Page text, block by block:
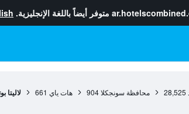
متوفر أيضاً باللغة الإنجليزية.
28,525 محافظة سونجكلا 904 هات ياي 661 لاليتا